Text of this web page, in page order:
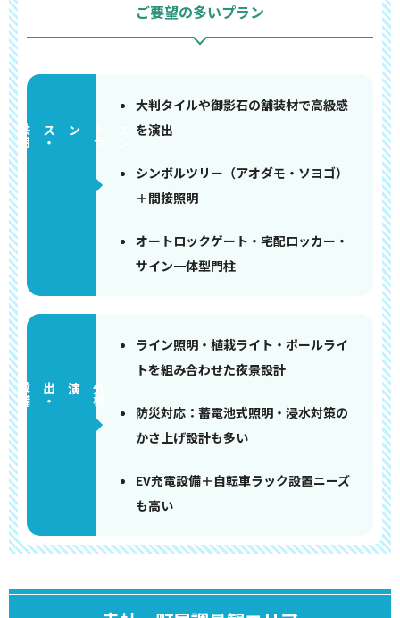
ご要望の多いプラン
大判タイルや御影石の舗装材で高級感
を演出
シンボルツリー（アオダモ・ソヨゴ）
＋間接照明
オートロックゲート・宅配ロッカー・
サイン一体型門柱
外構演出・設
備
ライン照明・植栽ライト・ポールライ
トを組み合わせた夜景設計
防災対応：蓄電池式照明・浸水対策の
かさ上げ設計も多い
EV充電設備＋自転車ラック設置ニーズ
も高い